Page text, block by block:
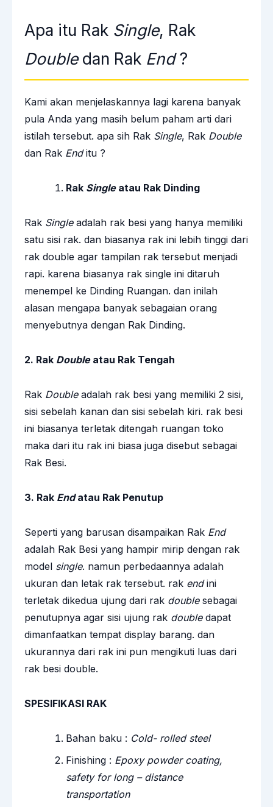
Apa itu Rak Single, Rak
Doubledan Rak End?
Kami akan menjelaskannya lagi karena banyak
pula Anda yang masih belum paham arti dari
istilah tersebut. apa sih Rak Single, Rak Double
dan Rak Enditu ?
Rak Singleatau Rak Dinding
Rak Singleadalah rak besi yang hanya memiliki
satu sisi rak. dan biasanya rak ini lebih tinggi dari
rak double agar tampilan rak tersebut menjadi
rapi. karena biasanya rak single ini ditaruh
menempel ke Dinding Ruangan. dan inilah
alasan mengapa banyak sebagaian orang
menyebutnya dengan Rak Dinding.
2. Rak Doubleatau Rak Tengah
Rak Doubleadalah rak besi yang memiliki 2 sisi,
sisi sebelah kanan dan sisi sebelah kiri. rak besi
ini biasanya terletak ditengah ruangan toko
maka dari itu rak ini biasa juga disebut sebagai
Rak Besi.
3. Rak Endatau Rak Penutup
Seperti yang barusan disampaikan Rak End
adalah Rak Besi yang hampir mirip dengan rak
model single. namun perbedaannya adalah
ukuran dan letak rak tersebut. rak endini
terletak dikedua ujung dari rak doublesebagai
penutupnya agar sisi ujung rak doubledapat
dimanfaatkan tempat display barang. dan
ukurannya dari rak ini pun mengikuti luas dari
rak besi double.
SPESIFIKASI RAK
Bahan baku : Cold- rolled steel
Finishing : Epoxy powder coating,
safety for long – distance
transportation